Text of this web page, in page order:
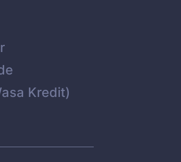
Kredit)